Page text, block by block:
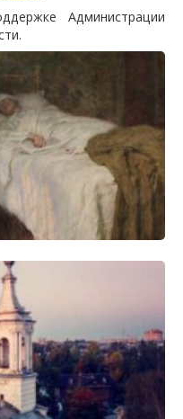
Администрации